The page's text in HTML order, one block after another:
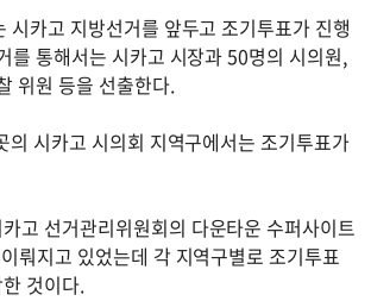
시카고 지방선거를 앞두고 조기투표가 진행
를 통해서는 시카고 시장과 50명의 시의원,
위원 등을 선출한다.
의 시카고 시의회 지역구에서는 조기투표가
고 선거관리위원회의 다운타운 수퍼사이트
뤄지고 있었는데 각 지역구별로 조기투표
것이다.